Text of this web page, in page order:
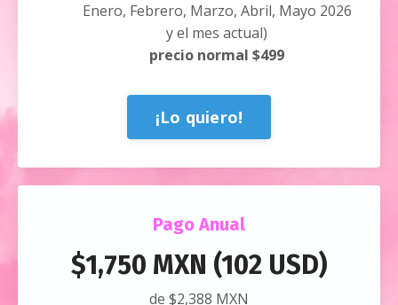
Enero, Febrero, Marzo, Abril, Mayo 2026
y el mes actual)
precio normal $499
¡Lo quiero!
Pago Anual
$1,750 MXN (102 USD)
de $2,388 MXN